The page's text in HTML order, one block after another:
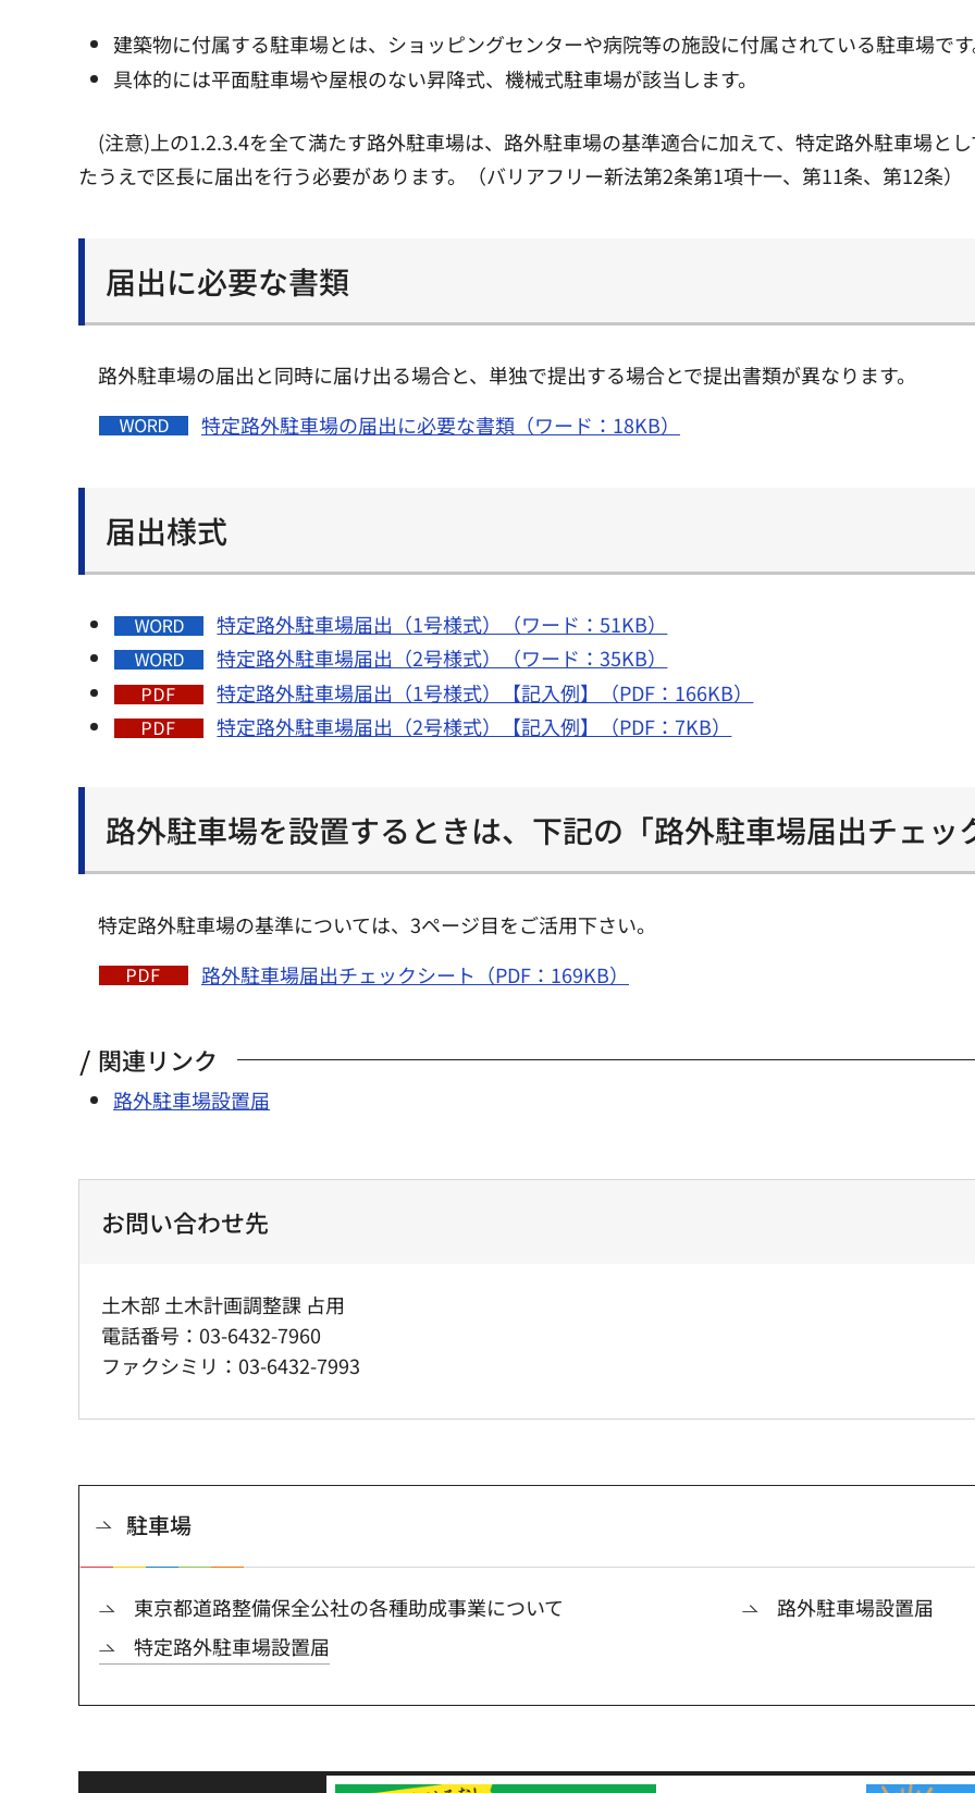
建築物に付属する駐車場とは、ショッピングセンターや病院等の施設に付属されている駐車場で
具体的には平面駐車場や屋根のない昇降式、機械式駐車場が該当します。
(注意)上の1.2.3.4を全て満たす路外駐車場は、路外駐車場の基準適合に加えて、特定路外駐車場と
たうえで区長に届出を行う必要があります。（バリアフリー新法第2条第1項十一、第11条、第12条）
届出に必要な書類
路外駐車場の届出と同時に届け出る場合と、単独で提出する場合とで提出書類が異なります。
特定路外駐車場の届出に必要な書類（ワード：18KB）
届出様式
特定路外駐車場届出（1号様式）（ワード：51KB）
特定路外駐車場届出（2号様式）（ワード：35KB）
特定路外駐車場届出（1号様式）【記入例】（PDF：166KB）
特定路外駐車場届出（2号様式）【記入例】（PDF：7KB）
路外駐車場を設置するときは、下記の「路外駐車場届出チェ
特定路外駐車場の基準については、3ページ目をご活用下さい。
路外駐車場届出チェックシート（PDF：169KB）
関連リンク
路外駐車場設置届
お問い合わせ先
土木部 土木計画調整課 占用
電話番号：03-6432-7960
ファクシミリ：03-6432-7993
駐車場
東京都道路整備保全公社の各種助成事業について
路外駐車場設置届
特定路外駐車場設置届